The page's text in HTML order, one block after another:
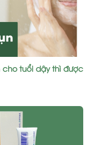
cho tuổi dậy thì được